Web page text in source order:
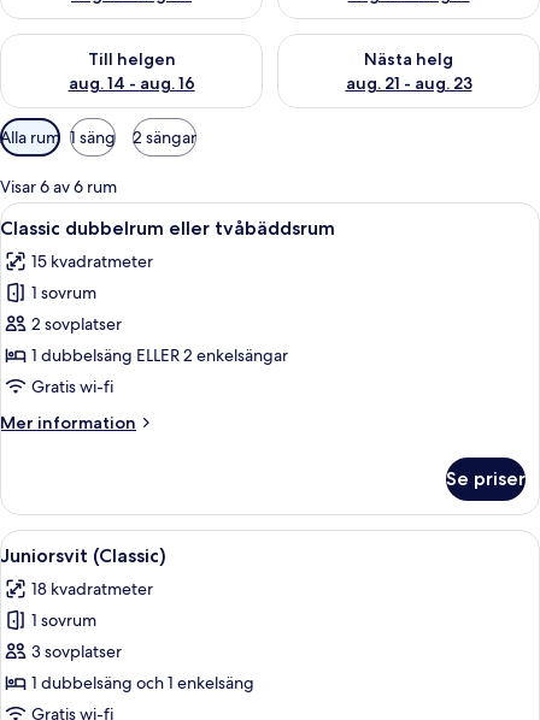
Till helgen
aug. 14 - aug. 16
Kontrollera tillgängligheten för den här helgen aug. 14 - aug.
Nästa helg
aug. 21 - aug. 23
Kontrollera tillgängligheten
Tillgängliga
filter
för
rum
Alla rum 1 säng 2 sängar
Visar 6 av 6 rum
Öppna
alla
foton
för
Classic
dubbelrum
eller
Ett sovrum med en sänggavel i trä,
21
Classic dubbelrum eller tvåbäddsrum
15 kvadratmeter
1 sovrum
2 sovplatser
1 dubbelsäng ELLER 2 enkelsängar
Gratis wi-fi
Mer information
Mer
dubbelrum
eller
tvåbäddsrum
Se priser
Öppna
alla
foton
för
Juniorsvit
(Classic)
Ett sovrum med en sänggavel i trä,
17
Juniorsvit (Classic)
18 kvadratmeter
1 sovrum
3 sovplatser
1 dubbelsäng och 1 enkelsäng
Gratis wi-fi